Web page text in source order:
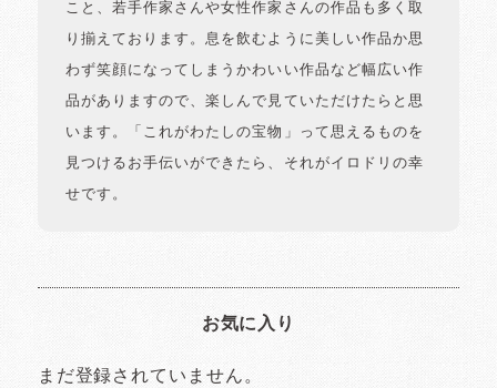
こと、若手作家さんや女性作家さんの作品も多く取
り揃えております。息を飲むように美しい作品か思
わず笑顔になってしまうかわいい作品など幅広い作
品がありますので、楽しんで見ていただけたらと思
います。「これがわたしの宝物」って思えるものを
見つけるお手伝いができたら、それがイロドリの幸
せです。
お気に入り
まだ登録されていません。